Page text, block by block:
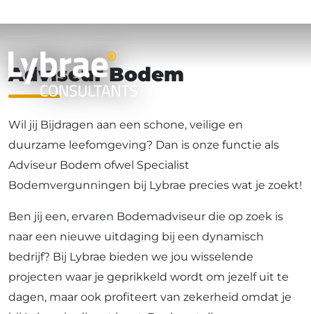
Adviseur Bodem
Wil jij Bijdragen aan een schone, veilige en
duurzame leefomgeving? Dan is onze functie als
Adviseur Bodem ofwel Specialist
Bodemvergunningen bij Lybrae precies wat je zoekt!
Ben jij een, ervaren Bodemadviseur die op zoek is
naar een nieuwe uitdaging bij een dynamisch
bedrijf? Bij Lybrae bieden we jou wisselende
projecten waar je geprikkeld wordt om jezelf uit te
dagen, maar ook profiteert van zekerheid omdat je